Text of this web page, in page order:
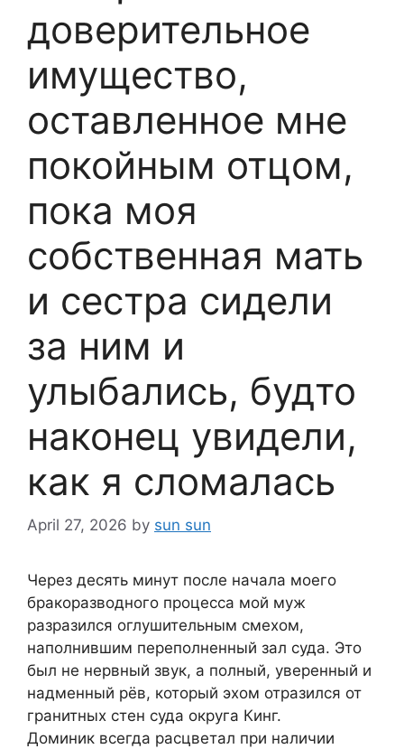
доверительное
имущество,
оставленное мне
покойным отцом,
пока моя
собственная мать
и сестра сидели
за ним и
улыбались, будто
наконец увидели,
как я сломалась
April 27, 2026 by sun sun
Через десять минут после начала моего
бракоразводного процесса мой муж
разразился оглушительным смехом,
наполнившим переполненный зал суда. Это
был не нервный звук, а полный, уверенный и
надменный рёв, который эхом отразился от
гранитных стен суда округа Кинг.
Доминик всегда расцветал при наличии